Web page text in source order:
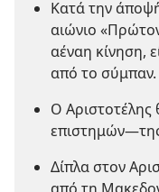
Κατά την
αιώνιο
αέναη κίνηση,
από το σύμπαν.
Ο Αριστοτέλης
επιστημών—της
Δίπλα στον